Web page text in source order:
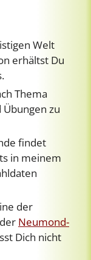
Welt
erhältst Du
Thema
zu
findet
in meinem
der
Neumond-
Dich nicht